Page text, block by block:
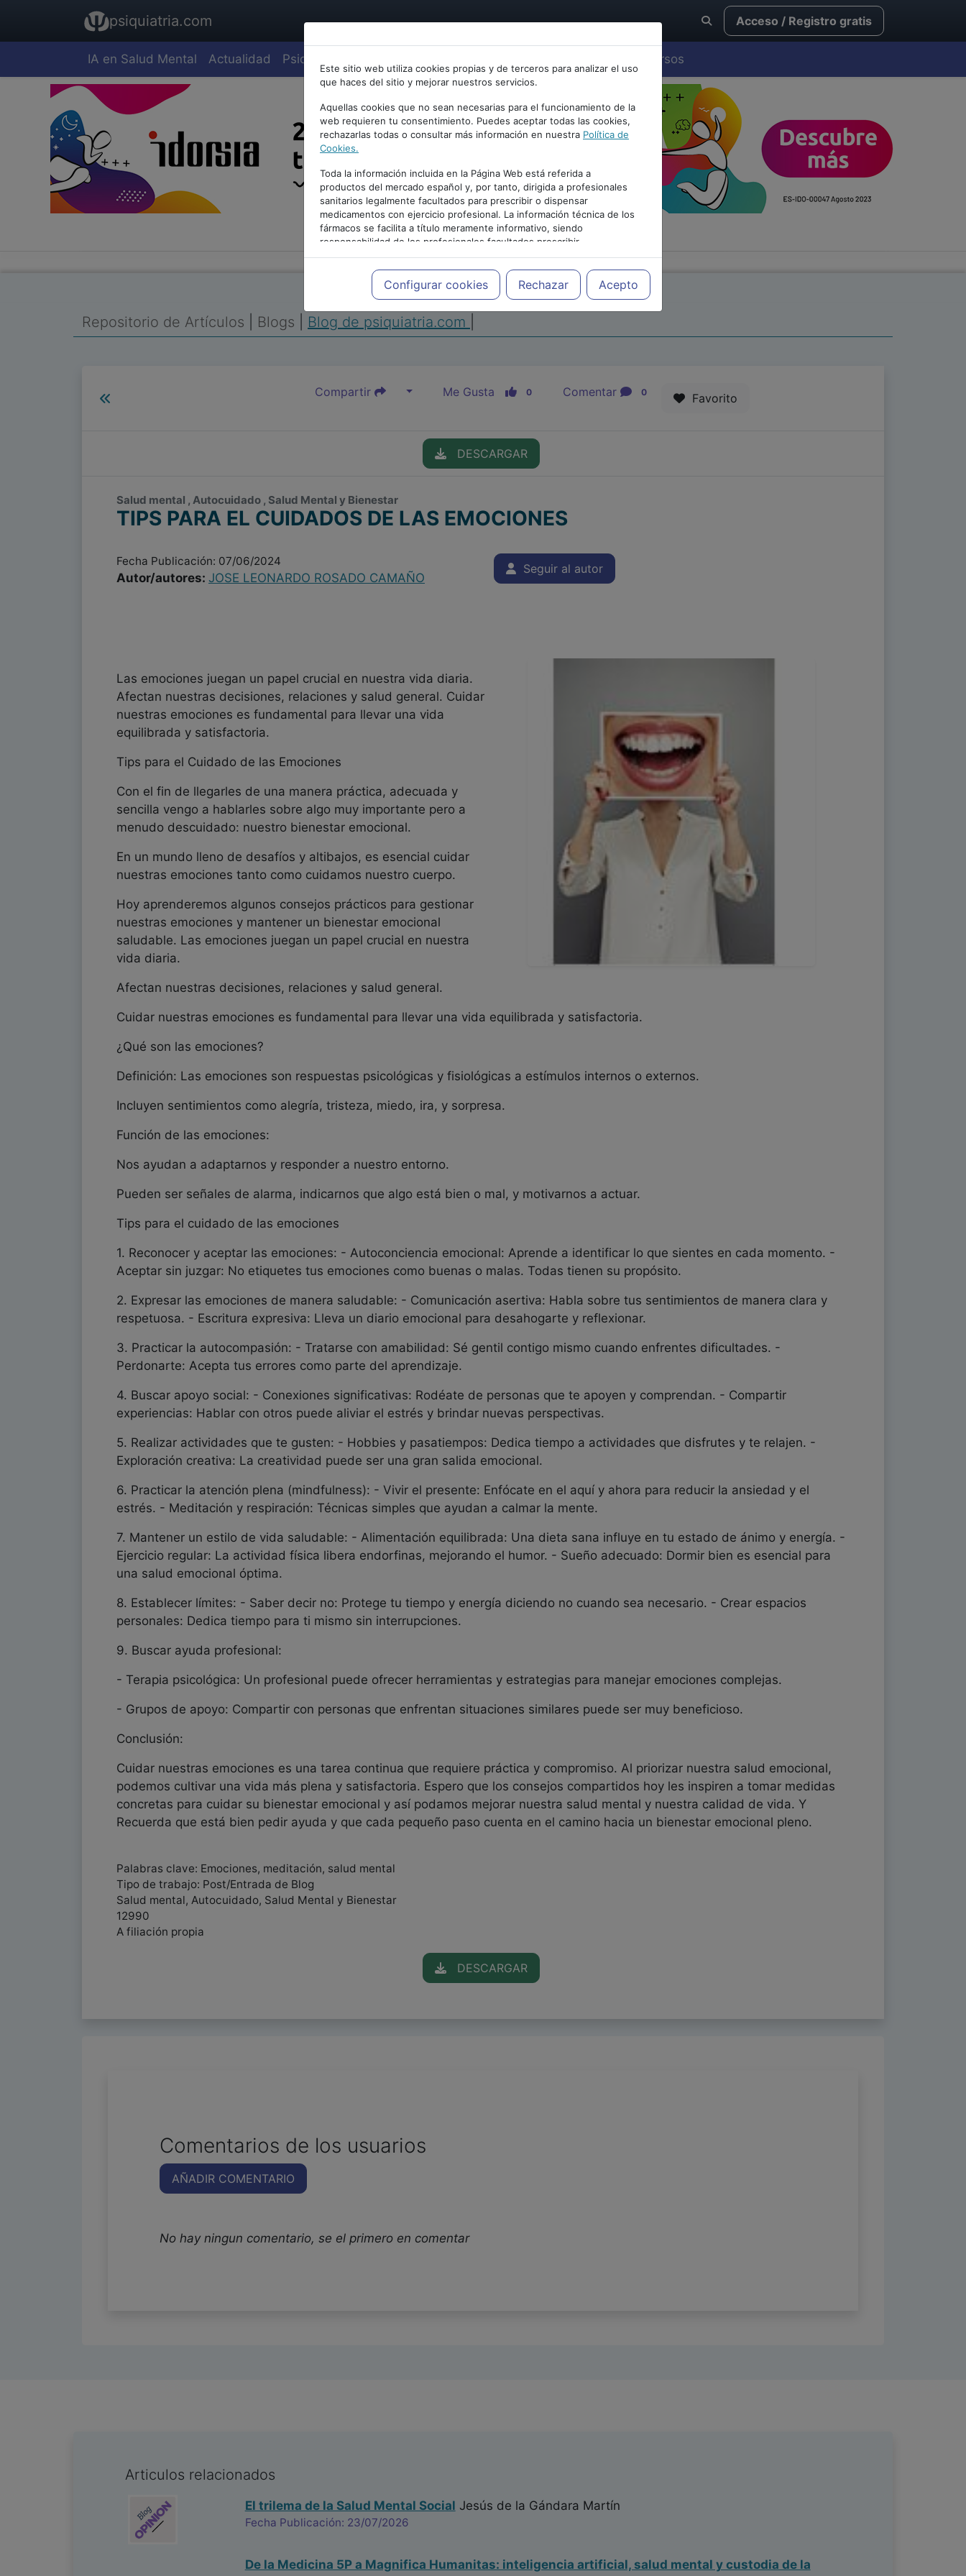
psiquiatria.com Acceso / Registro gratis
IA en Salud Mental Actualidad Psiquiatría Cursos
Este sitio web utiliza cookies propias y de terceros para analizar el uso
que haces del sitio y mejorar nuestros servicios.
Aquellas cookies que no sean necesarias para el funcionamiento de la
web requieren tu consentimiento. Puedes aceptar todas las cookies,
rechazarlas todas o consultar más información en nuestra Política de
Cookies.
Toda la información incluida en la Página Web está referida a
productos del mercado español y, por tanto, dirigida a profesionales
sanitarios legalmente facultados para prescribir o dispensar
medicamentos con ejercicio profesional. La información técnica de los
fármacos se facilita a título meramente informativo, siendo
responsabilidad de los profesionales facultados prescribir
medicamentos y decidir, en cada caso concreto, el tratamiento más
adecuado a las necesidades del paciente.
Configurar cookies Rechazar Acepto
PUBLICIDAD
Repositorio de Artículos Blogs Blog de psiquiatria.com
Compartir Me Gusta 0 Comentar 0 Favorito
DESCARGAR
Salud mental , Autocuidado , Salud Mental y Bienestar
TIPS PARA EL CUIDADOS DE LAS EMOCIONES
Fecha Publicación: 07/06/2024
Autor/autores: JOSE LEONARDO ROSADO CAMAÑO
Seguir al autor
Las emociones juegan un papel crucial en nuestra vida diaria.
Afectan nuestras decisiones, relaciones y salud general. Cuidar
nuestras emociones es fundamental para llevar una vida
equilibrada y satisfactoria.
Tips para el Cuidado de las Emociones
Con el fin de llegarles de una manera práctica, adecuada y
sencilla vengo a hablarles sobre algo muy importante pero a
menudo descuidado: nuestro bienestar emocional.
En un mundo lleno de desafíos y altibajos, es esencial cuidar
nuestras emociones tanto como cuidamos nuestro cuerpo.
Hoy aprenderemos algunos consejos prácticos para gestionar
nuestras emociones y mantener un bienestar emocional
saludable. Las emociones juegan un papel crucial en nuestra
vida diaria.
Afectan nuestras decisiones, relaciones y salud general.
Cuidar nuestras emociones es fundamental para llevar una vida equilibrada y satisfactoria.
¿Qué son las emociones?
Definición: Las emociones son respuestas psicológicas y fisiológicas a estímulos internos o externos.
Incluyen sentimientos como alegría, tristeza, miedo, ira, y sorpresa.
Función de las emociones:
Nos ayudan a adaptarnos y responder a nuestro entorno.
Pueden ser señales de alarma, indicarnos que algo está bien o mal, y motivarnos a actuar.
Tips para el cuidado de las emociones
1. Reconocer y aceptar las emociones: - Autoconciencia emocional: Aprende a identificar lo que sientes en cada momento. -
Aceptar sin juzgar: No etiquetes tus emociones como buenas o malas. Todas tienen su propósito.
2. Expresar las emociones de manera saludable: - Comunicación asertiva: Habla sobre tus sentimientos de manera clara y
respetuosa. - Escritura expresiva: Lleva un diario emocional para desahogarte y reflexionar.
3. Practicar la autocompasión: - Tratarse con amabilidad: Sé gentil contigo mismo cuando enfrentes dificultades. -
Perdonarte: Acepta tus errores como parte del aprendizaje.
4. Buscar apoyo social: - Conexiones significativas: Rodéate de personas que te apoyen y comprendan. - Compartir
experiencias: Hablar con otros puede aliviar el estrés y brindar nuevas perspectivas.
5. Realizar actividades que te gusten: - Hobbies y pasatiempos: Dedica tiempo a actividades que disfrutes y te relajen. -
Exploración creativa: La creatividad puede ser una gran salida emocional.
6. Practicar la atención plena (mindfulness): - Vivir el presente: Enfócate en el aquí y ahora para reducir la ansiedad y el
estrés. - Meditación y respiración: Técnicas simples que ayudan a calmar la mente.
7. Mantener un estilo de vida saludable: - Alimentación equilibrada: Una dieta sana influye en tu estado de ánimo y energía. -
Ejercicio regular: La actividad física libera endorfinas, mejorando el humor. - Sueño adecuado: Dormir bien es esencial para
una salud emocional óptima.
8. Establecer límites: - Saber decir no: Protege tu tiempo y energía diciendo no cuando sea necesario. - Crear espacios
personales: Dedica tiempo para ti mismo sin interrupciones.
9. Buscar ayuda profesional:
- Terapia psicológica: Un profesional puede ofrecer herramientas y estrategias para manejar emociones complejas.
- Grupos de apoyo: Compartir con personas que enfrentan situaciones similares puede ser muy beneficioso.
Conclusión:
Cuidar nuestras emociones es una tarea continua que requiere práctica y compromiso. Al priorizar nuestra salud emocional,
podemos cultivar una vida más plena y satisfactoria. Espero que los consejos compartidos hoy les inspiren a tomar medidas
concretas para cuidar su bienestar emocional y así podamos mejorar nuestra salud mental y nuestra calidad de vida. Y
Recuerda que está bien pedir ayuda y que cada pequeño paso cuenta en el camino hacia un bienestar emocional pleno.
Palabras clave: Emociones, meditación, salud mental
Tipo de trabajo: Post/Entrada de Blog
Salud mental, Autocuidado, Salud Mental y Bienestar
12990
A filiación propia
DESCARGAR
Comentarios de los usuarios
AÑADIR COMENTARIO
No hay ningun comentario, se el primero en comentar
Articulos relacionados
El trilema de la Salud Mental Social Jesús de la Gándara Martín
Fecha Publicación: 23/07/2026
De la Medicina 5P a Magnifica Humanitas: inteligencia artificial, salud mental y custodia de la